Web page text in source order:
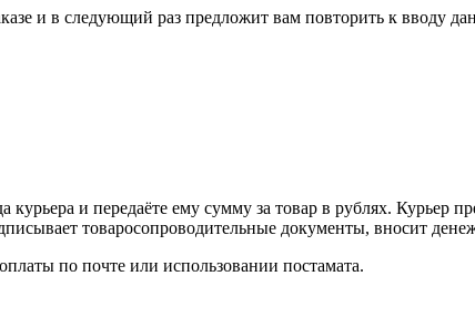
и в следующий раз предложит вам повторить к вводу
и передаёте ему сумму за товар в рублях. Курьер
товаросопроводительные документы, вносит
по почте или использовании постамата.